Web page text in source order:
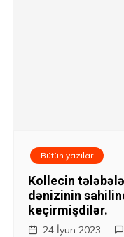
Bütün yazılar
Kollecin
dənizinin
keçirmişdilər.
24 İyun 2023